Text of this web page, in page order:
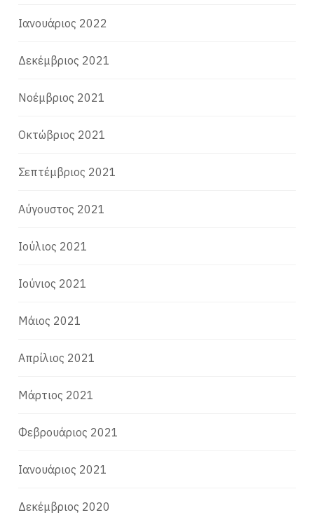
Ιανουάριος 2022
Δεκέμβριος 2021
Νοέμβριος 2021
Οκτώβριος 2021
Σεπτέμβριος 2021
Αύγουστος 2021
Ιούλιος 2021
Ιούνιος 2021
Μάιος 2021
Απρίλιος 2021
Μάρτιος 2021
Φεβρουάριος 2021
Ιανουάριος 2021
Δεκέμβριος 2020